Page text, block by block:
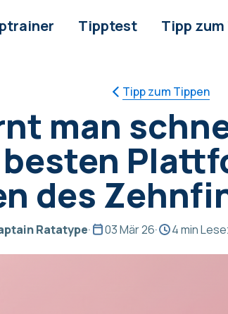
Tipptest Tipp
Tipp zum Tippen
man
besten
des
Ratatype· 03 Mär 26· 4 min